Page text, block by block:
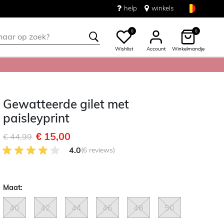
help winkels
0
Wishlist Account
0
Winkelmandje
Gewatteerde gilet met
paisleyprint
Afgeprijsd van
€ 44,99naar
€ 15,00
4.0 van 5 Klantenbeoordeling
4.0(6 reviews)
Maat:
40 42 44 46 48 50